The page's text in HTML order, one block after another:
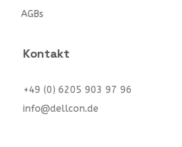
AGBs
Kontakt
+49 (0) 6205 903 97 96
info@dellcon.de